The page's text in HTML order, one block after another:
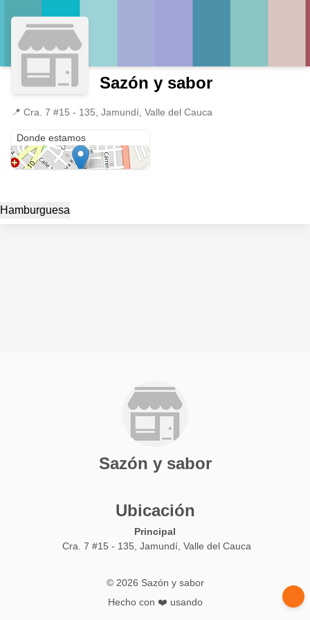
Sazón y sabor
📍 Cra. 7 #15 - 135, Jamundí, Valle del Cauca
Donde estamos
Hamburguesa
Sazón y sabor
Ubicación
Principal
Cra. 7 #15 - 135, Jamundí, Valle del Cauca
© 2026 Sazón y sabor
Hecho con ❤️ usando